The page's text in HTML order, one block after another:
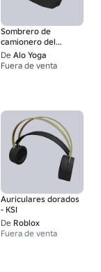
Sombrero de
camionero del
distrito
De Alo Yoga
Fuera de venta
1
Auriculares dorados
- KSI
De Roblox
Fuera de venta